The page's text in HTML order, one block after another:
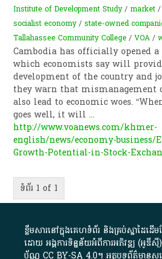
Institute of Development Study /market
socialist economy /state-owned
Tallahassee Community College /VOA /
Cambodia has officially opened a
which economists say will
development of the country and
they warn that mismanagement
also lead to economic woes.
goes well, it will...
http://www.voanews.com/khmer-
english/news/economy-business/
Growth-Potential-in-Stock-
ទំព័រ 1 of 1
ខ្លឹមសារ​នៅ​ក្នុង​គេហទំព័រ និង​គ្រប់​ស្នា​ដៃ​ដ
ដោយ​ អង្គការ​ទិន្នន័យ​អំពី​ការអភិវឌ្ឍ​​ (អូ​ឌី​ស៊ី)​
ប័ណ្ណ​CC BY-SA 4.0។​ អត្ថបទ​ព័ត៌មាន​ស